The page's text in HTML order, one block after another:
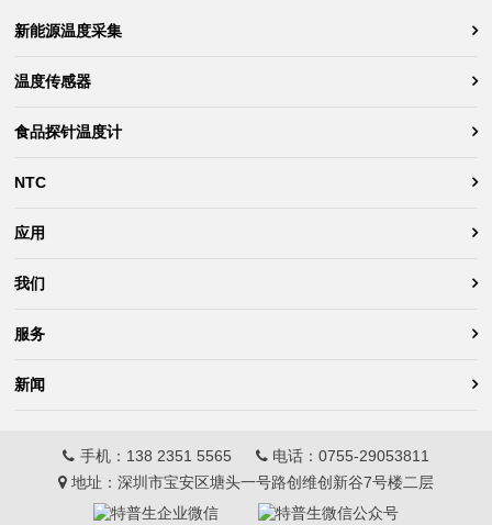
新能源温度采集
温度传感器
食品探针温度计
NTC
应用
我们
服务
新闻
手机： 138 2351 5565 电话： 0755-29053811
地址：深圳市宝安区塘头一号路创维创新谷7号楼二层